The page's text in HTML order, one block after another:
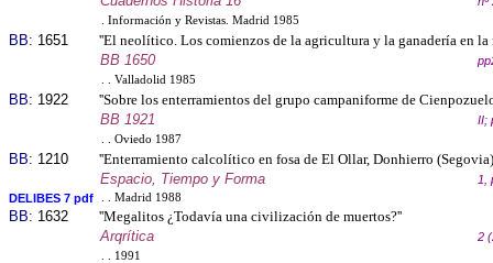
. Información y Revistas. Madrid 1985
BB: 1651
''El neolítico. Los comienzos de la agricultura y la ganadería en la
BB 1650
. . Valladolid 1985
BB: 1922
''Sobre los enterramientos del grupo campaniforme de
BB 1921
II;
. . Oviedo 1987
BB: 1210
''Enterramiento calcolítico en fosa de El Ollar, Donhierro
Espacio, Tiempo y Forma
1,
DELIBES 7 pdf
. . Madrid 1988
BB: 1632
''Megalitos ¿Todavía una civilización de muertos?''
Arqrítica
2
. . 1991